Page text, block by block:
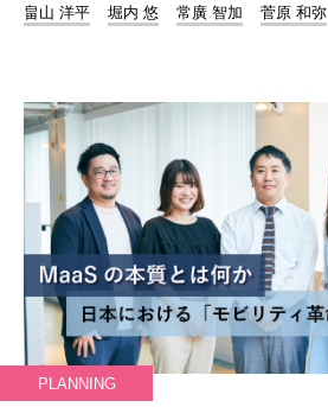
畠山 洋平
堀内 悠 常廣 智加 菅原 和弥
PLANNING